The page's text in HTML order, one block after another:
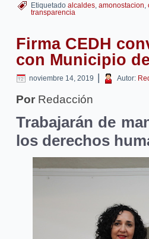
Etiquetado alcaldes, amonostacion,
transparencia
Firma CEDH
con Municipio
noviembre 14, 2019 | Autor:
Por Redacción
Trabajarán de
los derechos